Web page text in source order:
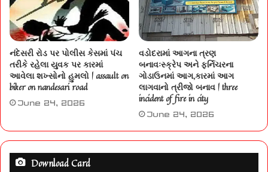
નંદેસરી રોડ પર પોલીસ કેસમાં પંચ
તરીકે રહેલા યુવક પર કારમાં
આવેલા શખ્સોનો હુમલો | assault on
biker on nandesari road
June 24, 2026
વડોદરામાં આગના ત્રણ
બનાવઃસ્ક્રેપ અને ફર્નિચરના
ગોડાઉનમાં આગ,કારમાં આગ
લાગવાનો ત્રીજો બનાવ | three
incident of fire in city
June 24, 2026
Download Card